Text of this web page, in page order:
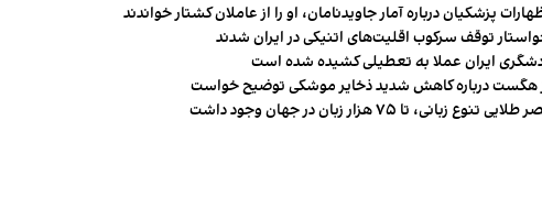
پزشکیان درباره آمار جاویدنامان، او را از عاملان کشتار خواندند
توقف سرکوب اقلیت‌های اتنیکی در ایران شدند
ایران عملا به تعطیلی کشیده شده است
هگست درباره کاهش شدید ذخایر موشکی توضیح خواست
تا ۷۵ هزار زبان در جهان وجود داشت